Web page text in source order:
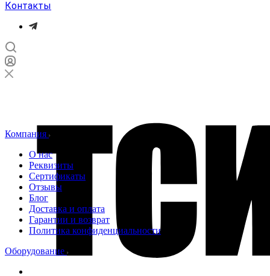
Контакты
Компания
О нас
Реквизиты
Сертификаты
Отзывы
Блог
Доставка и оплата
Гарантии и возврат
Политика конфиденциальности
Оборудование